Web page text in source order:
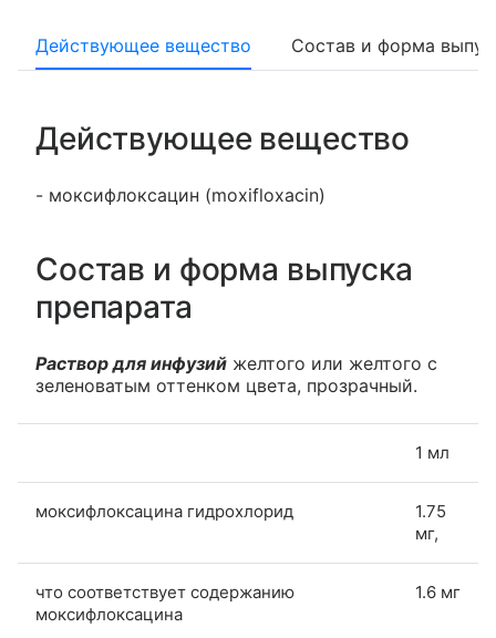
Действующее вещество Состав и форма
Действующее вещество
- моксифлоксацин (moxifloxacin)
Состав и форма выпуска
препарата
Раствор для инфузий желтого или желтого с
зеленоватым оттенком цвета, прозрачный.
1 мл
моксифлоксацина гидрохлорид
1.75
мг,
что соответствует содержанию
моксифлоксацина
1.6 мг